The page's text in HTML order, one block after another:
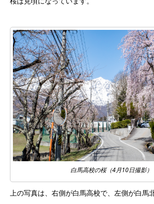
白馬高校の桜（4月10日撮影）
上の写真は、右側が白馬高校で、左側が白馬